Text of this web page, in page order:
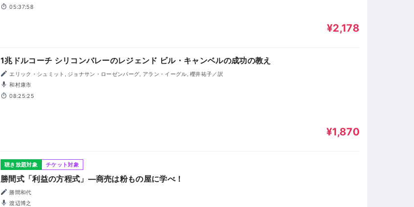
05:37:58
¥2,178
1兆ドルコーチ シリコンバレーのレジェンド ビル・キャンベルの成功の教え
エリック・シュミット, ジョナサン・ローゼンバーグ, アラン・イーグル, 櫻井祐子／訳
和村康市
08:25:25
¥1,870
聴き放題対象 チケット対象
勝間式「利益の方程式」―商売は粉もの屋に学べ！
勝間和代
渡辺博之